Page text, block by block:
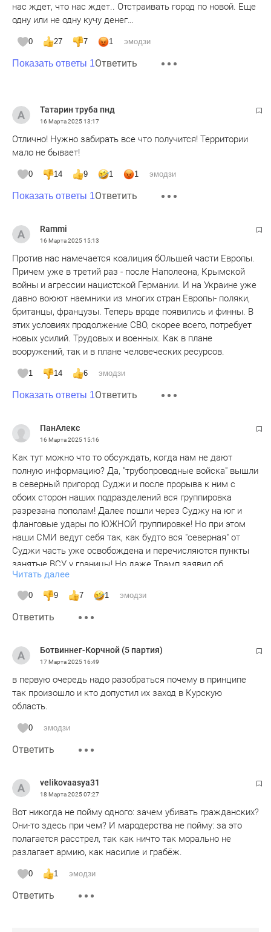
нас ждет, что нас ждет.. Отстраивать город по новой. Еще
одну или не одну кучу денег…
0 27 7 1 эмодзи
Показать ответы 1Ответить
Татарин труба пнд
16 Марта 202513:17
Отлично! Нужно забирать все что получится! Территории
мало не бывает!
0 14 9 1 1 эмодзи
Показать ответы 1Ответить
Rammi
16 Марта 202515:13
Против нас намечается коалиция бОльшей части Европы.
Причем уже в третий раз - после Наполеона, Крымской
войны и агрессии нацистской Германии. И на Украине уже
давно воюют наемники из многих стран Европы- поляки,
британцы, французы. Теперь вроде появились и финны. В
этих условиях продолжение СВО, скорее всего, потребует
новых усилий. Трудовых и военных. Как в плане
вооружений, так и в плане человеческих ресурсов.
1 14 6 эмодзи
Показать ответы 1Ответить
ПанАлекс
16 Марта 202515:16
Как тут можно что то обсуждать, когда нам не дают
полную информацию? Да, "трубопроводные войска" вышли
в северный пригород Суджи и после прорыва к ним с
обоих сторон наших подразделений вся группировка
разрезана пополам! Далее пошли через Суджу на юг и
фланговые удары по ЮЖНОЙ группировке! Но при этом
наши СМИ ведут себя так, как будто вся "северная" от
Суджи часть уже освобождена и перечисляются пункты
занятые ВСУ у границы! Но даже Трамп заявил об
окружении большой группы! Да и украинские эксперты
называют цифру в 7000 окруженных! А в каких локациях и
что там с "зачисткой" окруженных -что то нет инфы! Ну
кроме что истекает срок ультиматума...
Читать далее
0 9 7 1 эмодзи
Ответить
Ботвиннег-Корчной (5 партия)
17 Марта 202516:49
в первую очередь надо разобраться почему в принципе
так произошло и кто допустил их заход в Курскую
область.
0 эмодзи
Ответить
velikovaasya31
18 Марта 202507:27
Вот никогда не пойму одного: зачем убивать гражданских?
Они-то здесь при чем? И мародерства не пойму: за это
полагается расстрел, так как ничто так морально не
разлагает армию, как насилие и грабёж.
0 1 эмодзи
Ответить